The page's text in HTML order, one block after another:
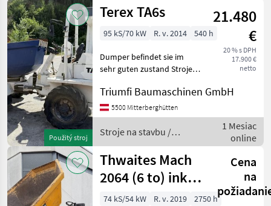
Sonstige
Použitý stroj
Terex TA6s
21.480
€
20 % s DPH
17.900 €
netto
95 kS/70 kW R. v. 2014 540 h
Dumper befindet sie im
sehr guten zustand Stroje
Triumfi Baumaschinen GmbH
5500 Mitterberghütten
Stroje na stavbu /
Terex
1 Mesiac
online
Thwaites Mach
2064 (6 to) inkl.
EZG
Cena
na
74 kS/54 kW R. v. 2019
2750 h